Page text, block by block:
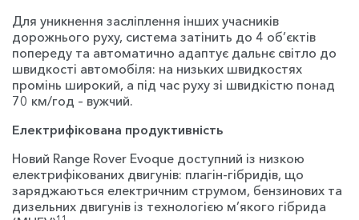
Для уникнення засліплення інших учасників
дорожнього руху, система затінить до 4 об’єктів
попереду та автоматично адаптує дальнє світло до
швидкості автомобіля: на низьких швидкостях
промінь широкий, а під час руху зі швидкістю понад
70 км/год – вужчий.
Електрифікована продуктивність
Новий Range Rover Evoque доступний із низкою
електрифікованих двигунів: плагін-гібридів, що
заряджаються електричним струмом, бензинових та
дизельних двигунів із технологією м’якого гібрида